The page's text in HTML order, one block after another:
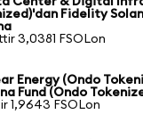
Fidelity
3,0381 FSOLon
Energy (Ondo
Fund (Ondo
1,9643 FSOLon